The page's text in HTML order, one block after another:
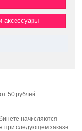
аксессуары
50 рублей
начисляются
при следующем заказе.